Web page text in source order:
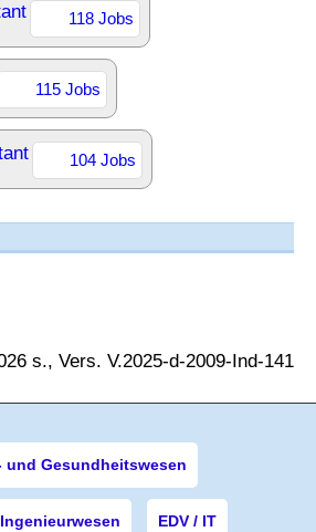
118 Jobs
115 Jobs
104 Jobs
s., Vers. V.2025-d-2009-Ind-141
und Gesundheitswesen
EDV / IT